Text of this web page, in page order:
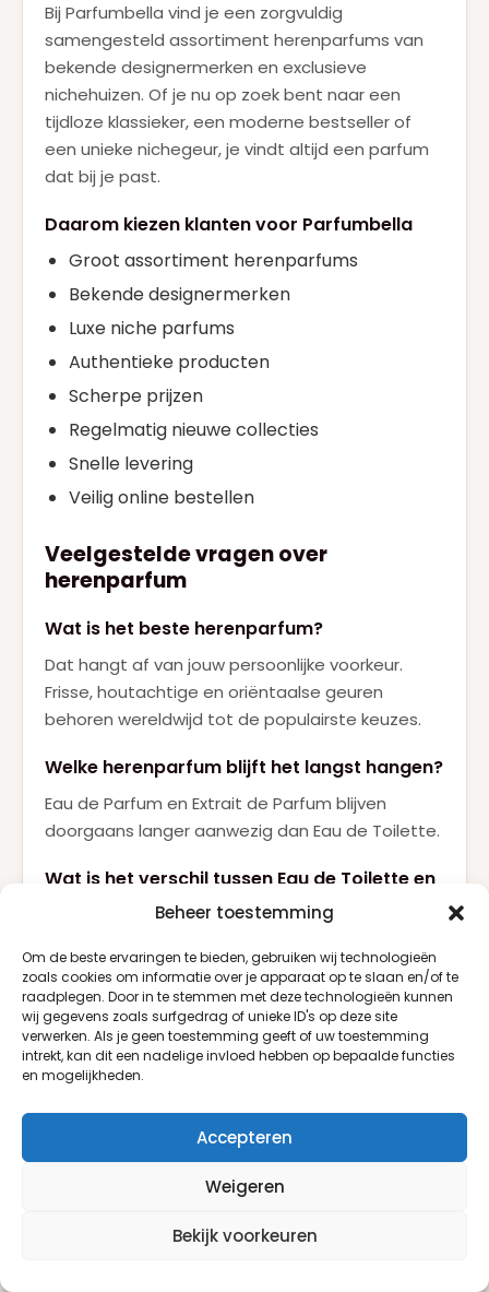
Beheer toestemming
Om de beste ervaringen te bieden, gebruiken wij technologieën
zoals cookies om informatie over je apparaat op te slaan en/of te
raadplegen. Door in te stemmen met deze technologieën kunnen
wij gegevens zoals surfgedrag of unieke ID's op deze site
verwerken. Als je geen toestemming geeft of uw toestemming
intrekt, kan dit een nadelige invloed hebben op bepaalde functies
en mogelijkheden.
Accepteren
Weigeren
Bekijk voorkeuren
Bij Parfumbella vind je een zorgvuldig
samengesteld assortiment herenparfums van
bekende designermerken en exclusieve
nichehuizen. Of je nu op zoek bent naar een
tijdloze klassieker, een moderne bestseller of
een unieke nichegeur, je vindt altijd een parfum
dat bij je past.
Daarom kiezen klanten voor Parfumbella
Groot assortiment herenparfums
Bekende designermerken
Luxe niche parfums
Authentieke producten
Scherpe prijzen
Regelmatig nieuwe collecties
Snelle levering
Veilig online bestellen
Veelgestelde vragen over
herenparfum
Wat is het beste herenparfum?
Dat hangt af van jouw persoonlijke voorkeur.
Frisse, houtachtige en oriëntaalse geuren
behoren wereldwijd tot de populairste keuzes.
Welke herenparfum blijft het langst hangen?
Eau de Parfum en Extrait de Parfum blijven
doorgaans langer aanwezig dan Eau de Toilette.
Wat is het verschil tussen Eau de Toilette en
Eau de Parfum?
geuroliën en heeft daardoor meestal een
intensere geur en langere houdbaarheid.
Welke herenparfum is geschikt voor
dagelijks gebruik?
parfums komen tijdens de koudere maanden